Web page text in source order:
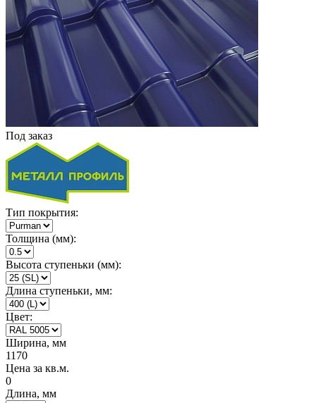
Под заказ
Тип покрытия:
Толщина (мм):
Высота ступеньки (мм):
Длина ступеньки, мм:
Цвет:
Ширина, мм
1170
Цена за кв.м.
0
Длина, мм